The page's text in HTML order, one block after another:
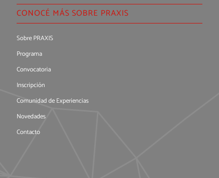
CONOCÉ MÁS SOBRE PRAXIS
Sobre PRAXIS
Programa
Convocatoria
Inscripción
Comunidad de Experiencias
Novedades
Contacto